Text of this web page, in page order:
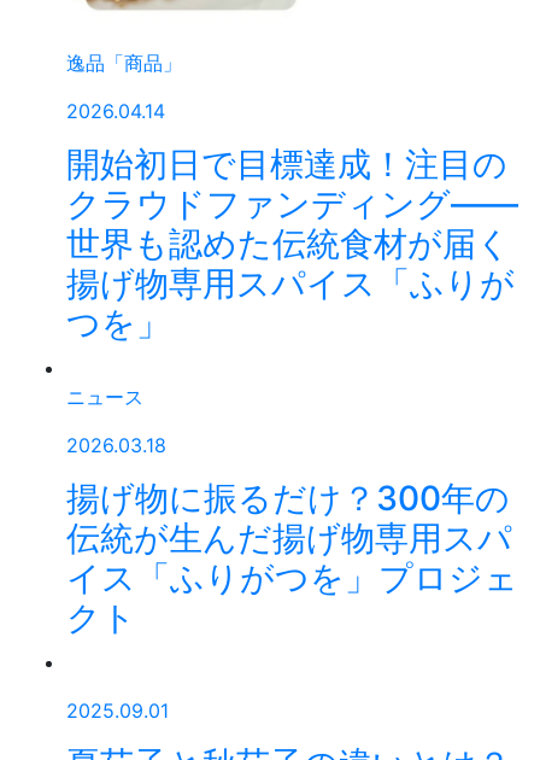
逸品「商品」
2026.04.14
開始初日で目標達成！注目の
クラウドファンディング——
世界も認めた伝統食材が届く
揚げ物専用スパイス「ふりが
つを」
ニュース
2026.03.18
揚げ物に振るだけ？300年の
伝統が生んだ揚げ物専用スパ
イス「ふりがつを」プロジェ
クト
2025.09.01